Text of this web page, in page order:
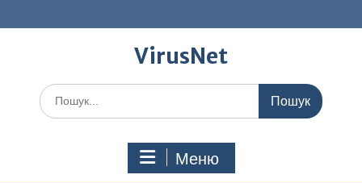
до
VirusNet
Шукати:
Меню